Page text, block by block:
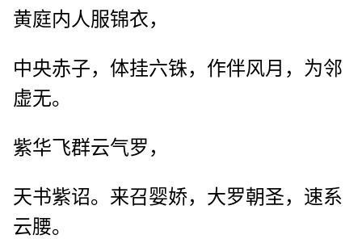
黄庭内人服锦衣，
中央赤子，体挂六铢，作伴风月，为邻
虚无。
紫华飞群云气罗，
天书紫诏。来召婴娇，大罗朝圣，速系
云腰。